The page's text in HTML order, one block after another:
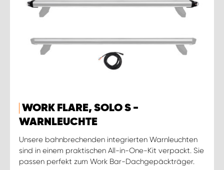
WORK FLARE, SOLO S -
WARNLEUCHTE
Unsere bahnbrechenden integrierten Warnleuchten
sind in einem praktischen All-in-One-Kit verpackt. Sie
passen perfekt zum Work Bar-Dachgepäckträger.